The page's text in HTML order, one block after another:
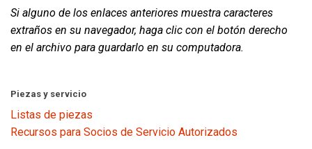
Si alguno de los enlaces anteriores muestra caracteres
extraños en su navegador, haga clic con el botón derecho
en el archivo para guardarlo en su computadora.
Piezas y servicio
Listas de piezas
Recursos para Socios de Servicio Autorizados